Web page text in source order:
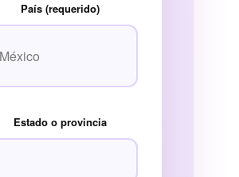
País (requerido)
Estado o provincia